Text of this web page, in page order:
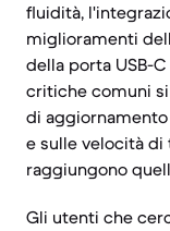
fluidità,
miglioramenti
della porta USB-
critiche comuni
di
e sulle velocità di
raggiungono
Gli utenti che